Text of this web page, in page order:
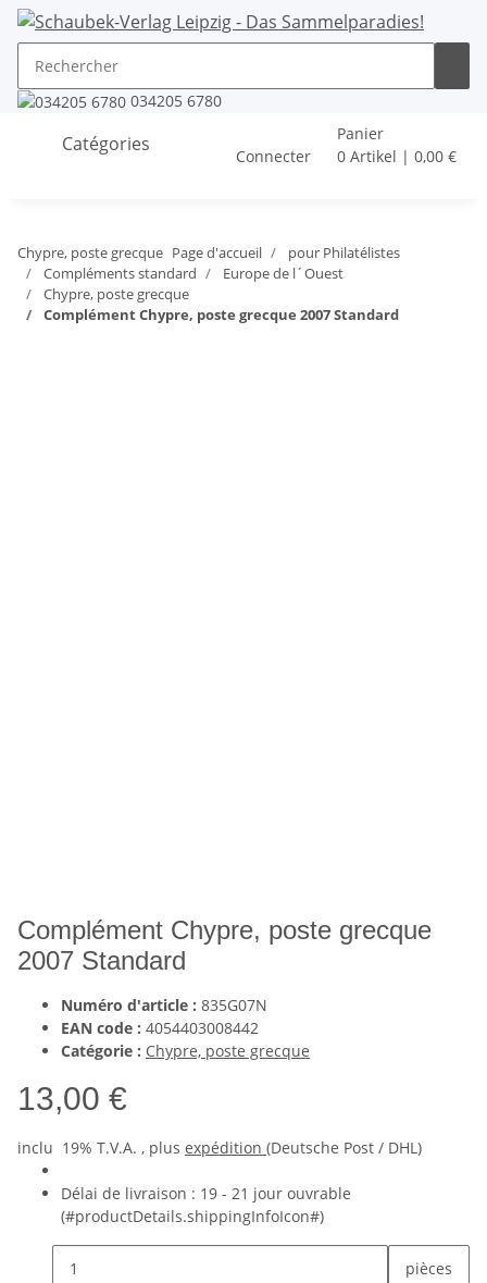
034205 6780
Catégories
Connecter
Panier
0 Artikel | 0,00 €
Chypre, poste grecque Page d'accueil
pour Philatélistes
Compléments standard
Europe de l´Ouest
Chypre, poste grecque
Complément Chypre, poste grecque 2007 Standard
Complément Chypre, poste grecque
2007 Standard
Numéro d'article : 835G07N
EAN code : 4054403008442
Catégorie : Chypre, poste grecque
13,00 €
inclu 19% T.V.A. , plus expédition (Deutsche Post / DHL)
Délai de livraison : 19 - 21 jour ouvrable
(#productDetails.shippingInfoIcon#)
pièces